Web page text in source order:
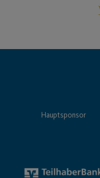
Hauptsponsor